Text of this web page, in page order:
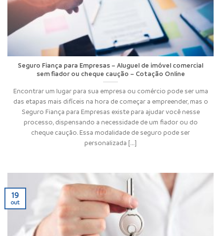
Seguro Fiança para Empresas – Aluguel de imóvel comercial
sem fiador ou cheque caução – Cotação Online
Encontrar um lugar para sua empresa ou comércio pode ser uma
das etapas mais difíceis na hora de começar a empreender, mas o
Seguro Fiança para Empresas existe para ajudar você nesse
processo, dispensando a necessidade de um fiador ou do
cheque caução. Essa modalidade de seguro pode ser
personalizada [...]
19
out